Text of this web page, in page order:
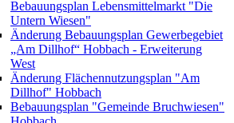
Bebauungsplan Lebensmittelmarkt "Die
Untern Wiesen"
Änderung Bebauungsplan Gewerbegebiet
„Am Dillhof“ Hobbach - Erweiterung
West
Änderung Flächennutzungsplan "Am
Dillhof" Hobbach
Bebauungsplan "Gemeinde Bruchwiesen"